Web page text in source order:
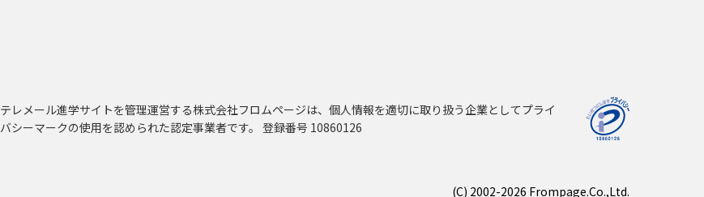
テレメール進学サイトを管理運営する株式会社フロムページは、個人情報を適切に取り扱う企業としてプライ
バシーマークの使用を認められた認定事業者です。 登録番号 10860126
(C) 2002-2026 Frompage.Co.,Ltd.